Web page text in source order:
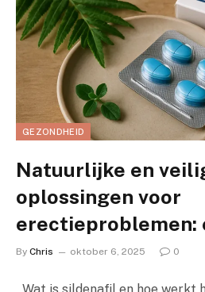
GEZONDHEID
Natuurlijke en
oplossingen voor
erectieproblemen:
By Chris oktober 6, 2025 0
Wat is sildenafil en hoe werkt